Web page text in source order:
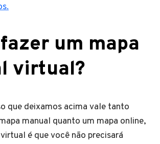
um mapa
virtual?
que deixamos acima vale tanto
manual quanto um mapa online,
é que você não precisará